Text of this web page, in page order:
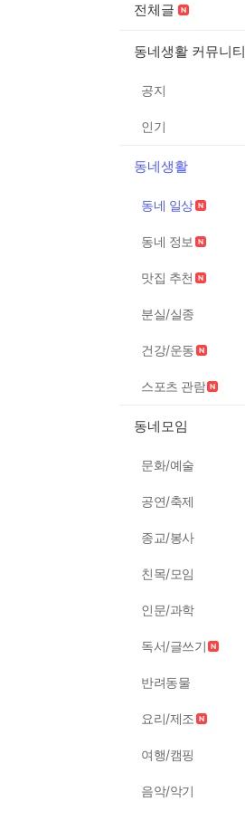
전체글
동네생활 커뮤니티
공지
인기
동네생활
동네 일상
동네 정보
맛집 추천
분실/실종
건강/운동
스포츠 관람
동네모임
문화/예술
공연/축제
종교/봉사
친목/모임
인문/과학
독서/글쓰기
반려동물
요리/제조
여행/캠핑
음악/악기